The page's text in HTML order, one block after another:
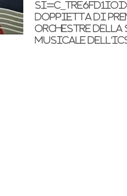
Doppietta di
orchestre della
Musicale